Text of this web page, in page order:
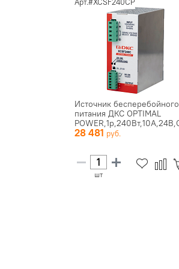
Источник бесперебойного
питания ДКС OPTIMAL
28 481
шт